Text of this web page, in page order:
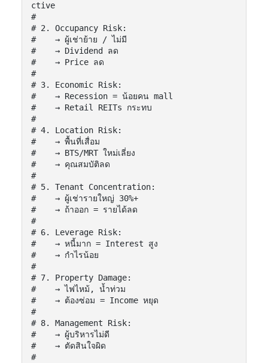
ctive
#
# 2. Occupancy Risk:
#    → ผู้เช่าย้าย / ไม่มี
#    → Dividend ลด
#    → Price ลด
#
# 3. Economic Risk:
#    → Recession = น้อยคน mall
#    → Retail REITs กระทบ
#
# 4. Location Risk:
#    → พื้นที่เสื่อม
#    → BTS/MRT ใหม่เลี่ยง
#    → คุณสมบัติลด
#
# 5. Tenant Concentration:
#    → ผู้เช่ารายใหญ่ 30%+
#    → ถ้าออก = รายได้ลด
#
# 6. Leverage Risk:
#    → หนี้มาก = Interest สูง
#    → กำไรน้อย
#
# 7. Property Damage:
#    → ไฟไหม้, น้ำท่วม
#    → ต้องซ่อม = Income หยุด
#
# 8. Management Risk:
#    → ผู้บริหารไม่ดี
#    → ตัดสินใจผิด
#